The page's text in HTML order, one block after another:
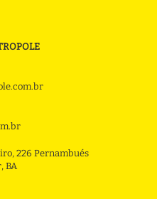
226 Pernambués
BA